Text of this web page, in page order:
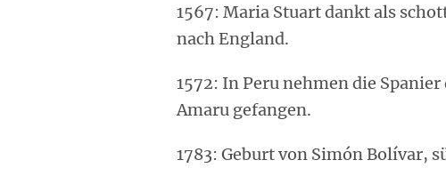
1567: Maria Stuart dankt als
nach England.
1572: In Peru nehmen die
Amaru gefangen.
1783: Geburt von Simón Bolívar,